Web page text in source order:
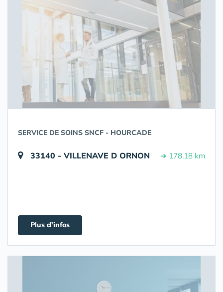
SERVICE DE SOINS SNCF - HOURCADE
33140 - VILLENAVE D ORNON ➔ 178.18 km
Plus d'infos